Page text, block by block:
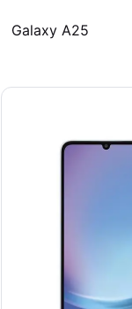
Galaxy A25